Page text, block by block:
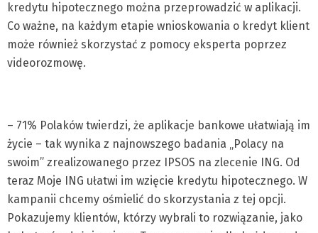
kredytu hipotecznego można przeprowadzić w aplikacji.
Co ważne, na każdym etapie wnioskowania o kredyt klient
może również skorzystać z pomocy eksperta poprzez
videorozmowę.
– 71% Polaków twierdzi, że aplikacje bankowe ułatwiają im
życie – tak wynika z najnowszego badania „Polacy na
swoim” zrealizowanego przez IPSOS na zlecenie ING. Od
teraz Moje ING ułatwi im wzięcie kredytu hipotecznego. W
kampanii chcemy ośmielić do skorzystania z tej opcji.
Pokazujemy klientów, którzy wybrali to rozwiązanie, jako